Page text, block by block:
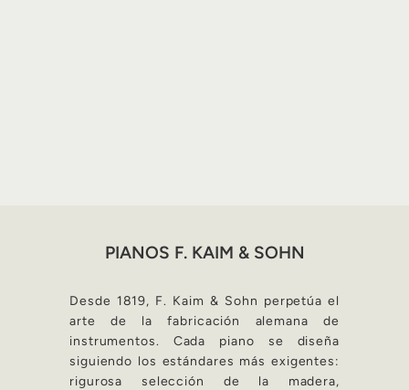
PIANOS F. KAIM & SOHN
Desde 1819, F. Kaim & Sohn perpetúa el
arte de la fabricación alemana de
instrumentos. Cada piano se diseña
siguiendo los estándares más exigentes:
rigurosa selección de la madera,